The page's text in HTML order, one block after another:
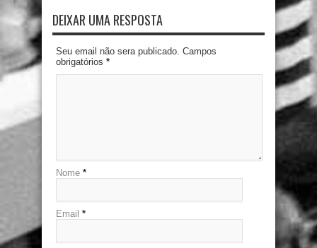
DEIXAR UMA RESPOSTA
Seu email não sera publicado. Campos
obrigatórios *
Nome *
Email *